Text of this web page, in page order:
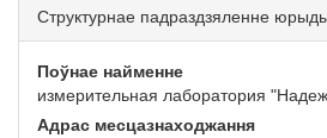
Структурнае падраздзяленне
Поўнае найменне
измерительная лаборатория
Адрас месцазнаходжання